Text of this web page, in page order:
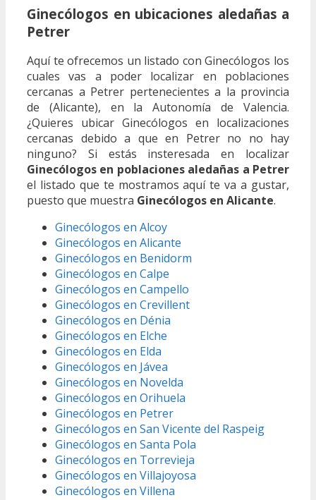
Ginecólogos en ubicaciones aledañas a
Petrer
Aquí te ofrecemos un listado con Ginecólogos los
cuales vas a poder localizar en poblaciones
cercanas a Petrer pertenecientes a la provincia
de (Alicante), en la Autonomía de Valencia.
¿Quieres ubicar Ginecólogos en localizaciones
cercanas debido a que en Petrer no no hay
ninguno? Si estás insteresada en localizar
Ginecólogos en poblaciones aledañas a Petrer
el listado que te mostramos aquí te va a gustar,
puesto que muestra Ginecólogos en Alicante.
Ginecólogos en Alcoy
Ginecólogos en Alicante
Ginecólogos en Benidorm
Ginecólogos en Calpe
Ginecólogos en Campello
Ginecólogos en Crevillent
Ginecólogos en Dénia
Ginecólogos en Elche
Ginecólogos en Elda
Ginecólogos en Jávea
Ginecólogos en Novelda
Ginecólogos en Orihuela
Ginecólogos en Petrer
Ginecólogos en San Vicente del Raspeig
Ginecólogos en Santa Pola
Ginecólogos en Torrevieja
Ginecólogos en Villajoyosa
Ginecólogos en Villena